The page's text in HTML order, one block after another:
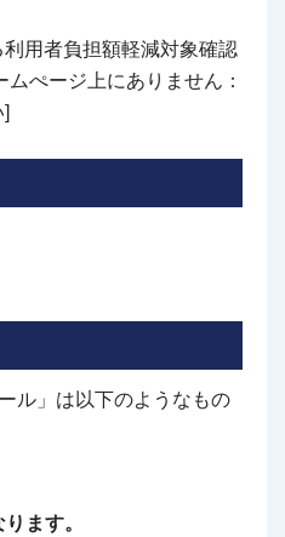
用者負担額軽減対象確認
ぺージ上にありません：
ル」は以下のようなもの
ます。